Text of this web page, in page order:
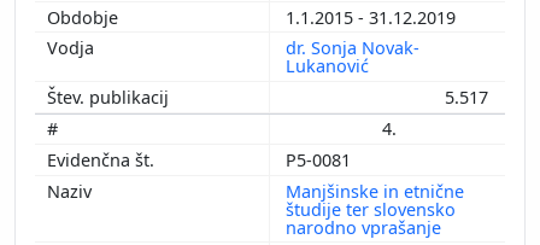
1.1.2015 - 31.12.2019
dr. Sonja Novak-
Lukanović
5.517
4.
P5-0081
Manjšinske in etnične
študije ter slovensko
narodno vprašanje